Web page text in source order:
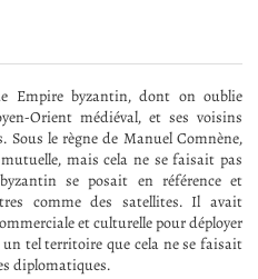
Empire byzantin, dont on oublie
Orient médiéval, et ses voisins
le règne de Manuel Comnène,
mais cela ne se faisait pas
se posait en référence et
comme des satellites. Il avait
et culturelle pour déployer
tel territoire que cela ne se faisait
diplomatiques.